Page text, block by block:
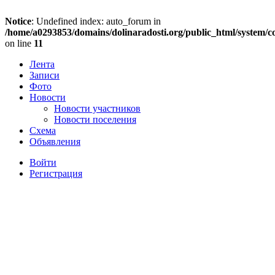
Notice: Undefined index: auto_forum in
/home/a0293853/domains/dolinaradosti.org/public_html/
on line 11
Лента
Записи
Фото
Новости
Новости участников
Новости поселения
Схема
Объявления
Войти
Регистрация